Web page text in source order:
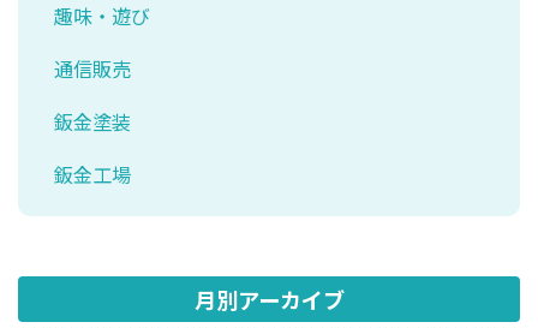
趣味・遊び
通信販売
鈑金塗装
鈑金工場
月別アーカイブ